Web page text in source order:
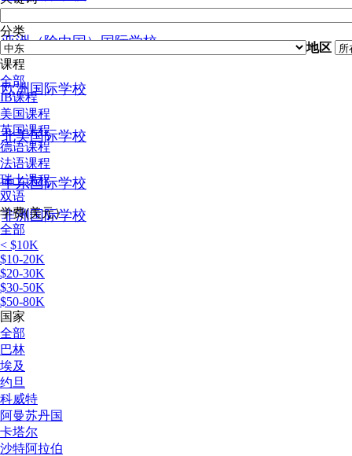
亚洲（除中国）国际学校
欧洲国际学校
北美国际学校
中东国际学校
非洲国际学校
分类
地区
课程
全部
IB课程
美国课程
英国课程
德语课程
法语课程
瑞士课程
双语
学费(美元）
全部
< $10K
$10-20K
$20-30K
$30-50K
$50-80K
国家
全部
巴林
埃及
约旦
科威特
阿曼苏丹国
卡塔尔
沙特阿拉伯